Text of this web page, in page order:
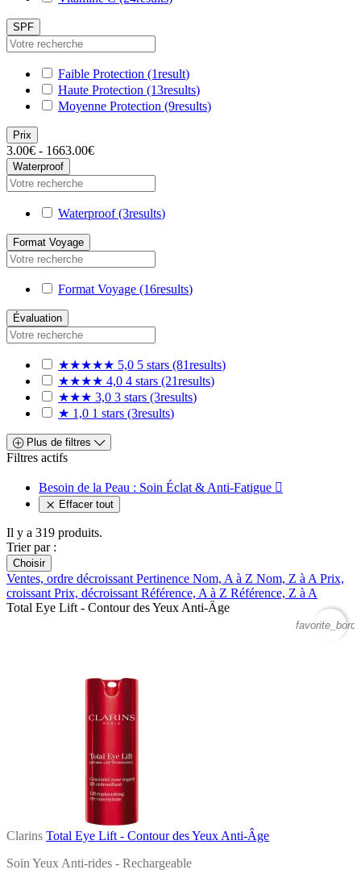
SPF
Faible Protection (1result)
Haute Protection (13results)
Moyenne Protection (9results)
Prix
3.00€ - 1663.00€
Waterproof
Waterproof(3results)
Format Voyage
Format Voyage (16results)
Évaluation
★★★★★ 5,0 5 stars (81results)
★★★★ 4,0 4 stars (21results)
★★★ 3,0 3 stars (3results)
★ 1,0 1 stars (3results)
Plus de filtres
Filtres actifs
Besoin de la Peau : Soin Éclat & Anti-Fatigue 
Effacer tout
Il y a 319 produits.
Trier par :
Choisir
Ventes, ordre décroissant Pertinence Nom, A à Z Nom, Z à A Prix,
croissant Prix, décroissant Référence, A à Z Référence, Z à A
Total Eye Lift - Contour des Yeux Anti-Âge
Clarins Total Eye Lift - Contour des Yeux Anti-Âge
Soin Yeux Anti-rides - Rechargeable